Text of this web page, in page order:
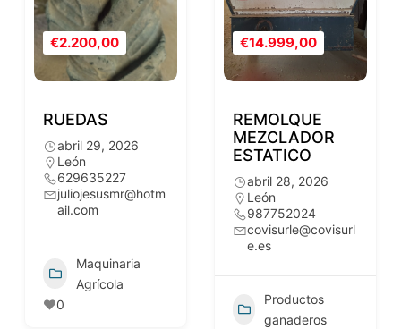
€2.200,00
RUEDAS
abril 29, 2026
León
629635227
juliojesusmr@hotm
ail.com
Maquinaria
Agrícola
0
€14.999,00
REMOLQUE
MEZCLADOR
ESTATICO
abril 28, 2026
León
987752024
covisurle@covisurl
e.es
Productos
ganaderos